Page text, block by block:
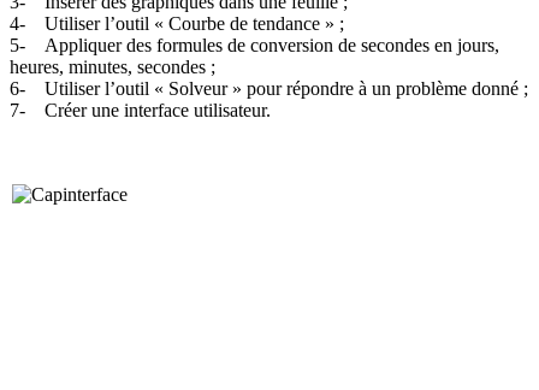
4- Utiliser l’outil « Courbe de tendance » ;
5- Appliquer des formules de conversion de secondes en jours,
heures, minutes, secondes ;
6- Utiliser l’outil « Solveur » pour répondre à un problème donné ;
7- Créer une interface utilisateur.